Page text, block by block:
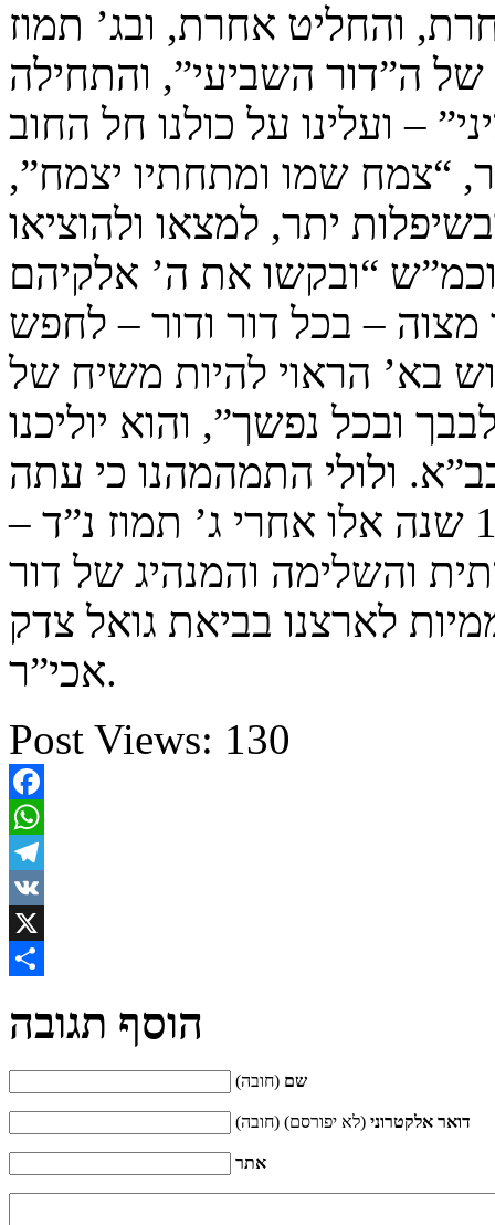
והחליט אחרת, ובג’ תמוז
ה”דור השביעי”, והתחילה
– ועלינו על כולנו חל החוב
“צמח שמו ומתחתיו יצמח”,
יתר, למצאו ולהוציאו
וכמ”ש “ובקשו את ה’ אלקיהם
– בכל דור ודור – לחפש
בא’ הראוי להיות משיח של
ובכל נפשך”, והוא יוליכנו
ולולי התמהמהנו כי עתה
– אם לא היינו מתמהמהים כל 17 שנה אלו אחרי ג’ תמוז נ”ד –
והשלימה והמנהיג של דור
לארצנו בביאת גואל צדק
אכי”ר.
Post Views: 130
Facebook
WhatsApp
Telegram
VK
X
הוסף תגובה
שם (חובה)
דואר אלקטרוני (לא יפורסם) (חובה)
אתר